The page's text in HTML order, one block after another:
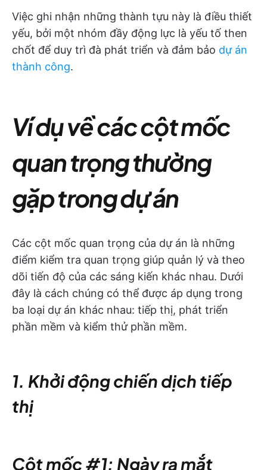
Việc ghi nhận những thành tựu này là điều thiết
yếu, bởi một nhóm đầy động lực là yếu tố then
chốt để duy trì đà phát triển và đảm bảo dự án
thành công.
Ví dụ về các cột mốc
quan trọng thường
gặp trong dự án
Các cột mốc quan trọng của dự án là những
điểm kiểm tra quan trọng giúp quản lý và theo
dõi tiến độ của các sáng kiến khác nhau. Dưới
đây là cách chúng có thể được áp dụng trong
ba loại dự án khác nhau: tiếp thị, phát triển
phần mềm và kiểm thử phần mềm.
1. Khởi động chiến dịch tiếp
thị
Cột mốc #1: Ngày ra mắt